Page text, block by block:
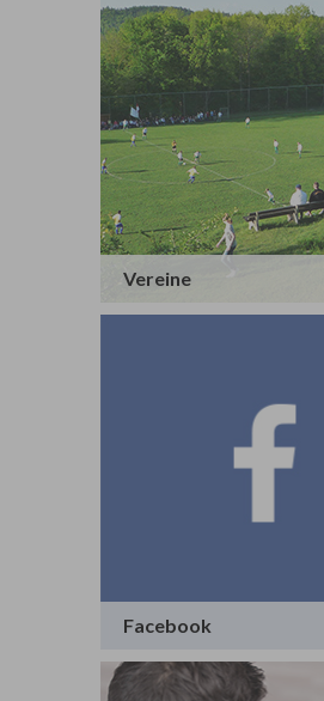
Vereine
Facebook